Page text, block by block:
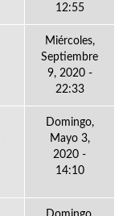
12:55
Miércoles,
Septiembre
9, 2020 -
22:33
Domingo,
Mayo 3,
2020 -
14:10